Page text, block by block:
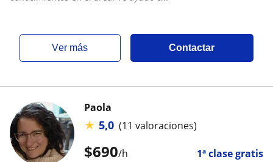
ver más Contactar
$690/h 1ª clase gratis
Paola
★ 5,0 (11 valoraciones)